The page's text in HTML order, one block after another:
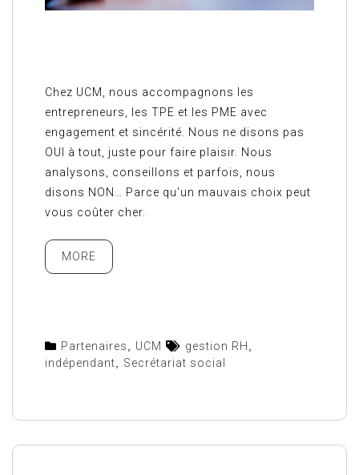
Chez UCM, nous accompagnons les
entrepreneurs, les TPE et les PME avec
engagement et sincérité. Nous ne disons pas
OUI à tout, juste pour faire plaisir. Nous
analysons, conseillons et parfois, nous
disons NON… Parce qu’un mauvais choix peut
vous coûter cher.
MORE
Partenaires UCM gestion RH
indépendant
Secrétariat social